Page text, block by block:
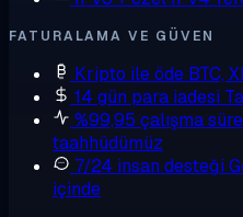
FATURALAMA VE GÜVEN
Kripto ile öde BTC,
14 gün para iadesi
%99,95 çalışma
taahhüdümüz
7/24 insan desteği
içinde